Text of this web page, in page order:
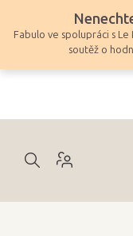
obsahFabulo ve spolupráci s
soutěž o